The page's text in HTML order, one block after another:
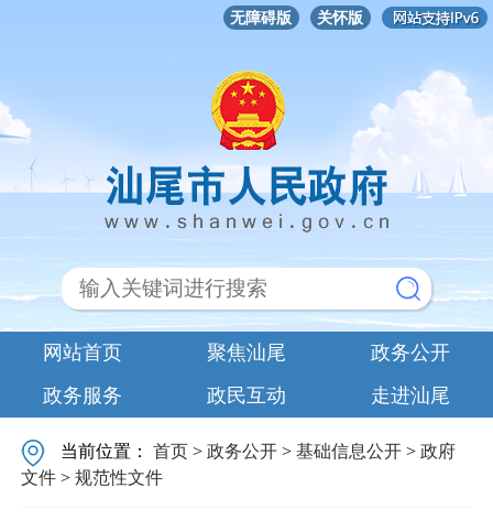
无障碍版 关怀版
网站首页 聚焦汕尾
政务公开
政务服务
政民互动 走进汕尾
当前位置：首页 >政务公开 >基础信息公开 >政府
文件 >规范性文件